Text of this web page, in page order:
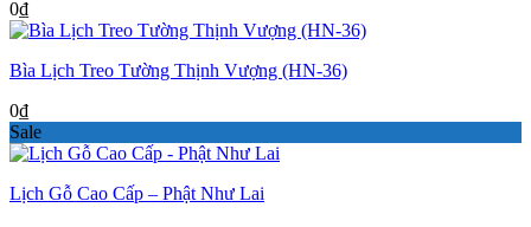
0₫
Bìa Lịch Treo Tường Thịnh Vượng (HN-36)
0₫
Sale
Lịch Gỗ Cao Cấp – Phật Như Lai